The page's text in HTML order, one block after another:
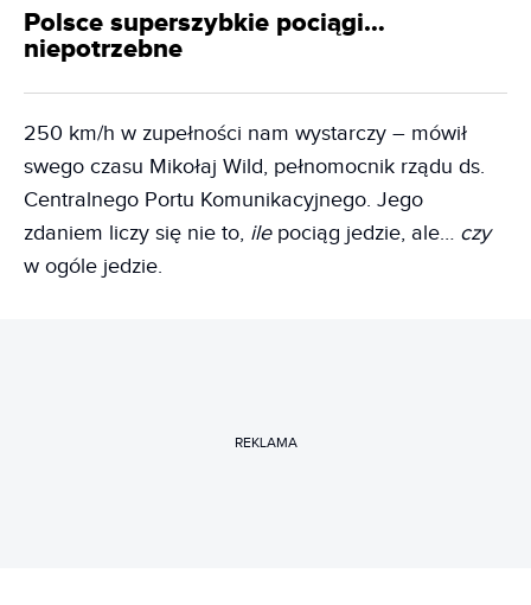
Polsce superszybkie pociągi…
niepotrzebne
250 km/h w zupełności nam wystarczy – mówił
swego czasu Mikołaj Wild, pełnomocnik rządu ds.
Centralnego Portu Komunikacyjnego. Jego
zdaniem liczy się nie to, ilepociąg jedzie, ale… czy
w ogóle jedzie.
REKLAMA